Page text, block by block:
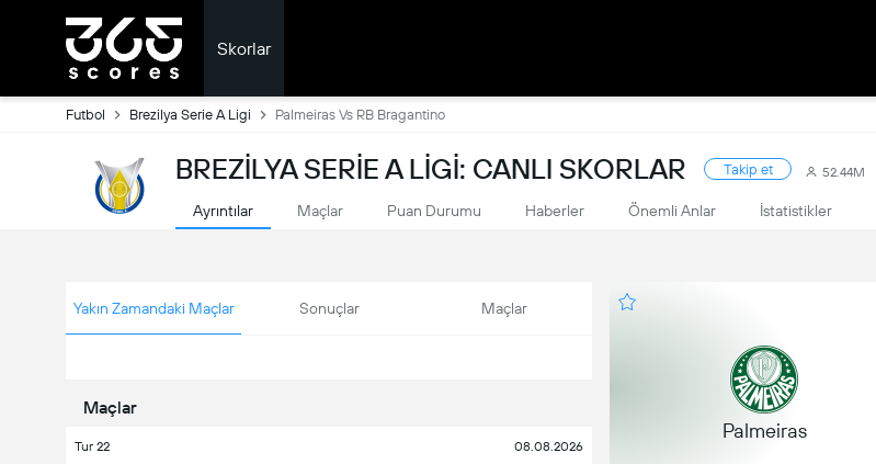
Skorlar
Futbol Brezilya Serie A Ligi Palmeiras Vs RB Bragantino
BREZILYA SERIE A LIGI: CANLI SKORLAR Takip et 52.44M
Ayrıntılar Maçlar Puan Durumu Haberler Önemli Anlar İstatistikler
Yakın Zamandaki Maçlar Sonuçlar Maçlar
Maçlar
Tur 22 08.08.2026
Palmeiras